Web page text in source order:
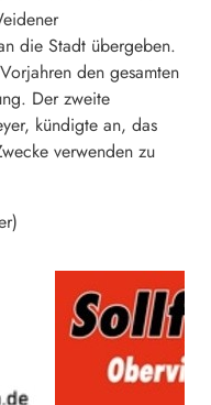
die Stadt übergeben.
den gesamten
Der zweite
kündigte an, das
verwenden zu